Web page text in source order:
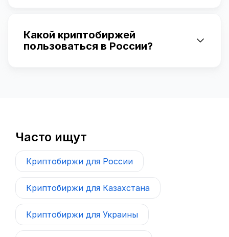
Какой криптобиржей
пользоваться в России?
Часто ищут
Криптобиржи для России
Криптобиржи для Казахстана
Криптобиржи для Украины